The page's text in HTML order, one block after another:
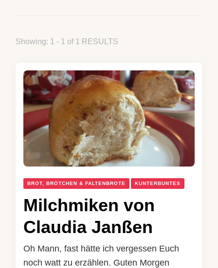
Showing: 1 - 1 of 1 RESULTS
BROT, BRÖTCHEN & FALTENBROTE KUNTERBUNTES
Milchmiken von
Claudia Janßen
Oh Mann, fast hätte ich vergessen Euch
noch watt zu erzählen. Guten Morgen